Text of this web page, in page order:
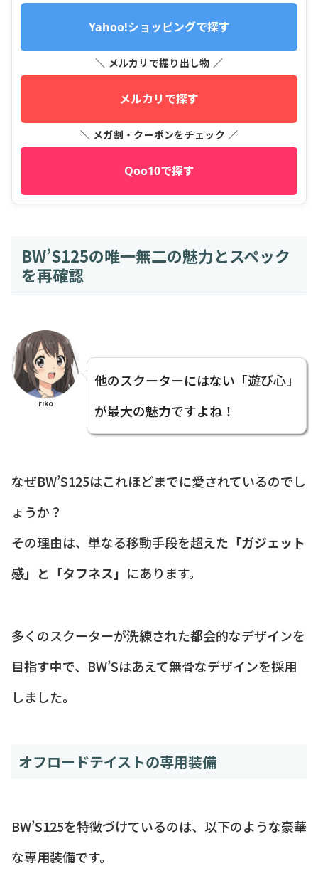
Yahoo!ショッピングで探す
＼ メルカリで掘り出し物 ／
メルカリで探す
＼ メガ割・クーポンをチェック ／
Qoo10で探す
BW’S125の唯一無二の魅力とスペック
を再確認
riko
他のスクーターにはない「遊び心」
が最大の魅力ですよね！
なぜBW’S125はこれほどまでに愛されているのでし
ょうか？
その理由は、単なる移動手段を超えた 「ガジェット
感」と「タフネス」 にあります。
多くのスクーターが洗練された都会的なデザインを
目指す中で、BW’Sはあえて無骨なデザインを採用
しました。
オフロードテイストの専用装備
BW’S125を特徴づけているのは、以下のような豪華
な専用装備です。